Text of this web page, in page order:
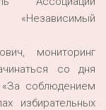
мониторинг
со дня
«За соблюдением
избирательных